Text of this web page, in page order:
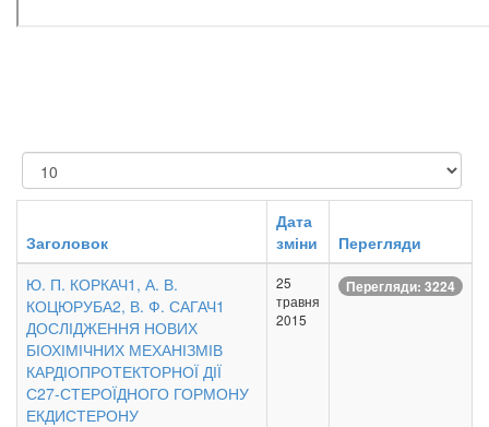
Показувати
Заголовок
Дата
зміни
Перегляди
Ю. П. КОРКАЧ1, А. В.
КОЦЮРУБА2, В. Ф. САГАЧ1
ДОСЛІДЖЕННЯ НОВИХ
БІОХІМІЧНИХ МЕХАНІЗМІВ
КАРДІОПРОТЕКТОРНОЇ ДІЇ
С27-СТЕРОЇДНОГО ГОРМОНУ
ЕКДИСТЕРОНУ
25
травня
2015
Перегляди: 3224